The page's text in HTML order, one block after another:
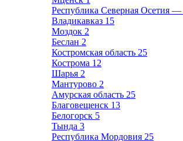
Республика Северная Осетия
Владикавказ 15
Моздок 2
Беслан 2
Костромская область 25
Кострома 12
Шарья 2
Мантурово 2
Амурская область 25
Благовещенск 13
Белогорск 5
Тында 3
Республика Мордовия 25